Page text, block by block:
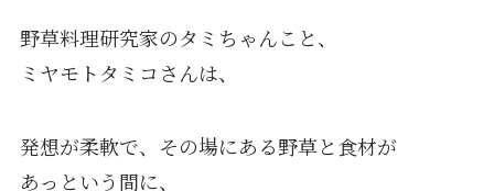
野草料理研究家のタミちゃんこと、
ミヤモトタミコさんは、
発想が柔軟で、その場にある野草と食材が
あっという間に、